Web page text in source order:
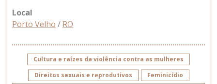
Local
Porto Velho / RO
Cultura e raízes da violência contra as mulheres
Direitos sexuais e reprodutivos
Feminicídio